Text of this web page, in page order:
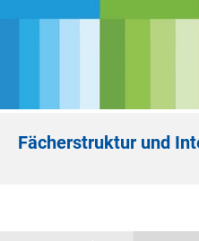
Fächerstruktur und